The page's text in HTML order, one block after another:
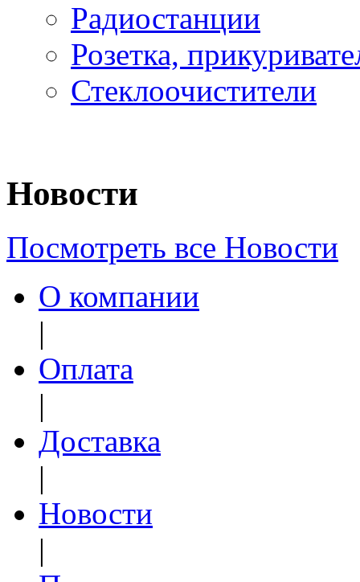
Радиостанции
Розетка,
Стеклоочистители
Новости
Посмотреть все Новости
О компании
|
Оплата
|
Доставка
|
Новости
|